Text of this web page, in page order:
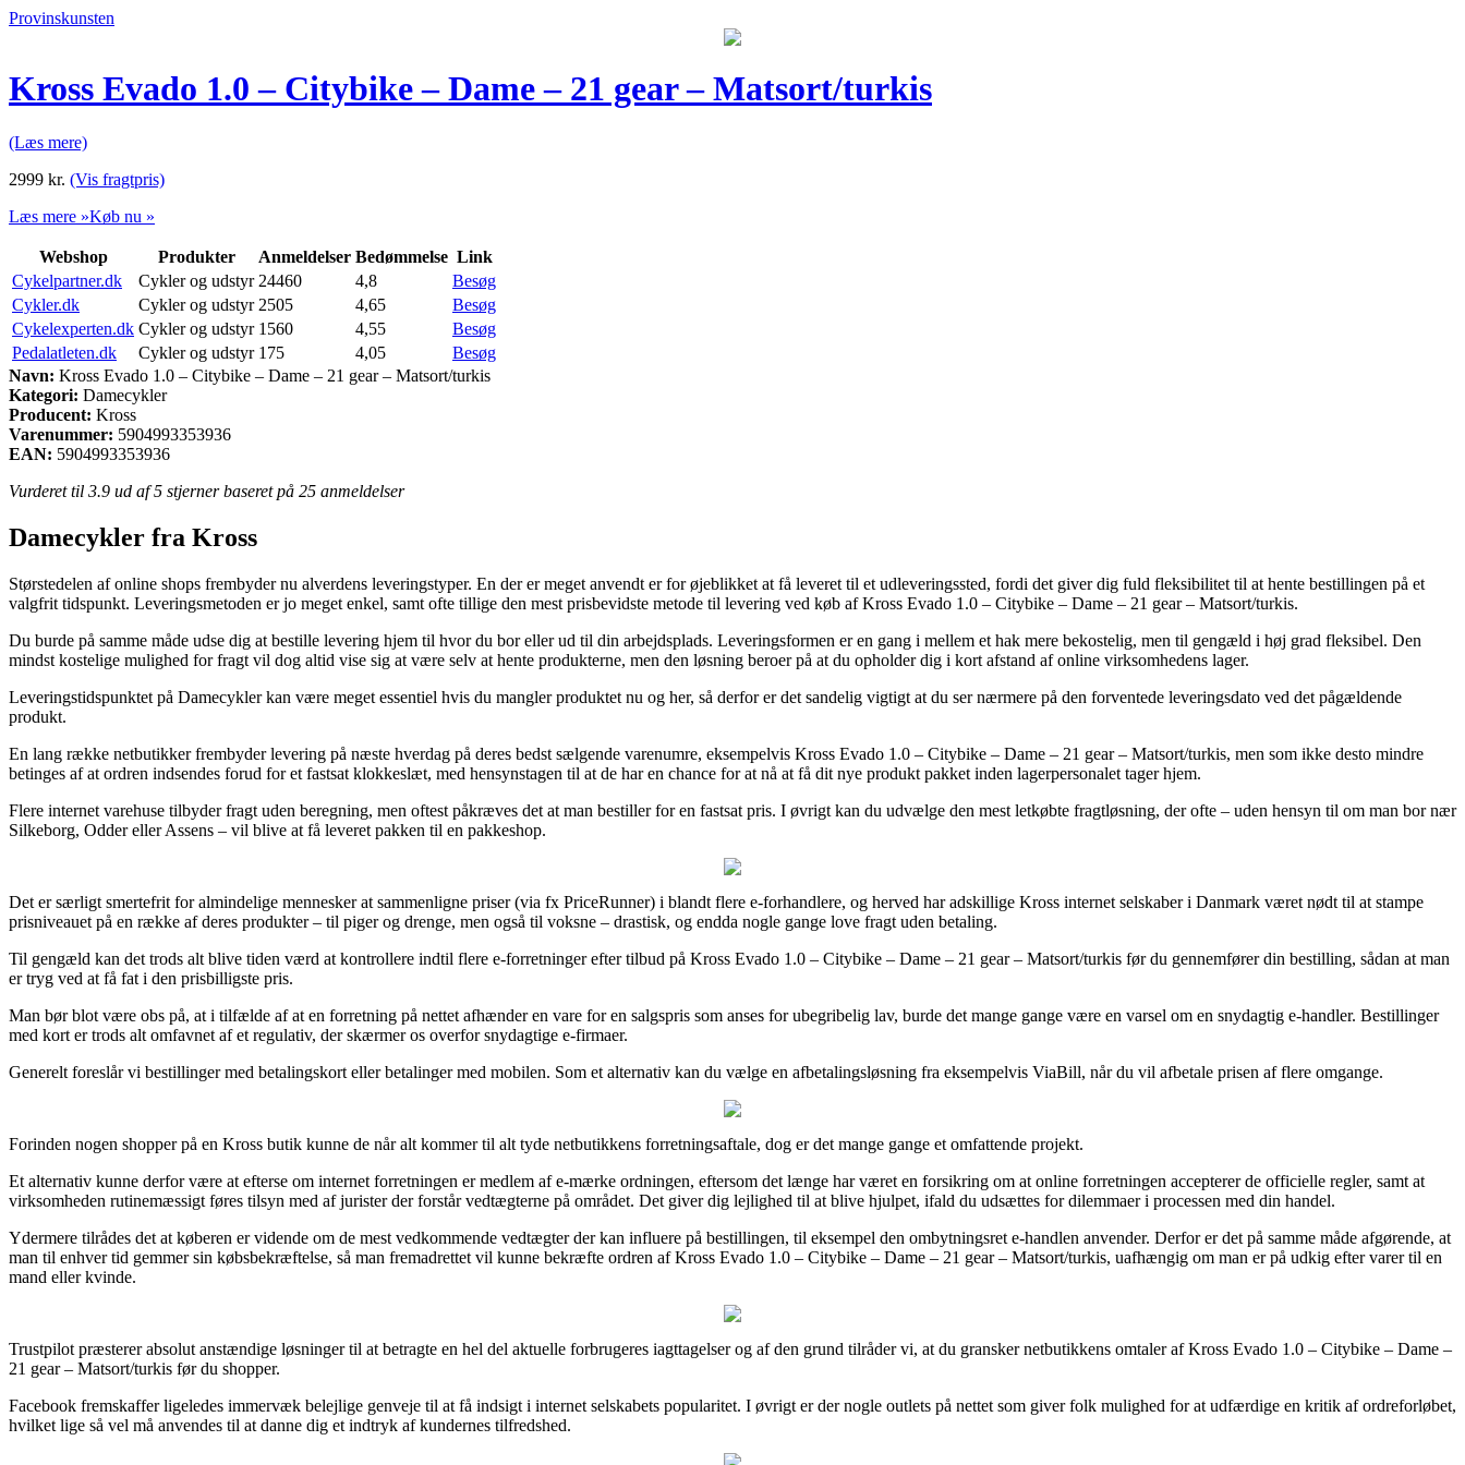
Provinskunsten
Kross Evado 1.0 – Citybike – Dame – 21 gear – Matsort/turkis
(Læs mere)
2999 kr. (Vis fragtpris)
Læs mere »Køb nu »
Webshop Produkter Anmeldelser Bedømmelse Link
Cykelpartner.dk
Cykler og udstyr 24460 4,8
Besøg
Cykler.dk
Cykler og udstyr 2505 4,65
Besøg
Cykelexperten.dk Cykler og udstyr 1560 4,55
Besøg
Pedalatleten.dk
Cykler og udstyr 175 4,05
Besøg
Navn: Kross Evado 1.0 – Citybike – Dame – 21 gear – Matsort/turkis
Kategori: Damecykler
Producent: Kross
Varenummer: 5904993353936
EAN: 5904993353936
Vurderet til 3.9 ud af 5 stjerner baseret på 25 anmeldelser
Damecykler fra Kross
Størstedelen af online shops frembyder nu alverdens leveringstyper. En der er meget anvendt er for øjeblikket at få leveret til et udleveringssted, fordi det giver dig fuld fleksibilitet til at hente bestillingen på et
valgfrit tidspunkt. Leveringsmetoden er jo meget enkel, samt ofte tillige den mest prisbevidste metode til levering ved køb af Kross Evado 1.0 – Citybike – Dame – 21 gear – Matsort/turkis.
Du burde på samme måde udse dig at bestille levering hjem til hvor du bor eller ud til din arbejdsplads. Leveringsformen er en gang i mellem et hak mere bekostelig, men til gengæld i høj grad fleksibel. Den
mindst kostelige mulighed for fragt vil dog altid vise sig at være selv at hente produkterne, men den løsning beroer på at du opholder dig i kort afstand af online virksomhedens lager.
Leveringstidspunktet på Damecykler kan være meget essentiel hvis du mangler produktet nu og her, så derfor er det sandelig vigtigt at du ser nærmere på den forventede leveringsdato ved det pågældende
produkt.
En lang række netbutikker frembyder levering på næste hverdag på deres bedst sælgende varenumre, eksempelvis Kross Evado 1.0 – Citybike – Dame – 21 gear – Matsort/turkis, men som ikke desto mindre
betinges af at ordren indsendes forud for et fastsat klokkeslæt, med hensynstagen til at de har en chance for at nå at få dit nye produkt pakket inden lagerpersonalet tager hjem.
Flere internet varehuse tilbyder fragt uden beregning, men oftest påkræves det at man bestiller for en fastsat pris. I øvrigt kan du udvælge den mest letkøbte fragtløsning, der ofte – uden hensyn til om man bor nær
Silkeborg, Odder eller Assens – vil blive at få leveret pakken til en pakkeshop.
Det er særligt smertefrit for almindelige mennesker at sammenligne priser (via fx PriceRunner) i blandt flere e-forhandlere, og herved har adskillige Kross internet selskaber i Danmark været nødt til at stampe
prisniveauet på en række af deres produkter – til piger og drenge, men også til voksne – drastisk, og endda nogle gange love fragt uden betaling.
Til gengæld kan det trods alt blive tiden værd at kontrollere indtil flere e-forretninger efter tilbud på Kross Evado 1.0 – Citybike – Dame – 21 gear – Matsort/turkis før du gennemfører din bestilling, sådan at man
er tryg ved at få fat i den prisbilligste pris.
Man bør blot være obs på, at i tilfælde af at en forretning på nettet afhænder en vare for en salgspris som anses for ubegribelig lav, burde det mange gange være en varsel om en snydagtig e-handler. Bestillinger
med kort er trods alt omfavnet af et regulativ, der skærmer os overfor snydagtige e-firmaer.
Generelt foreslår vi bestillinger med betalingskort eller betalinger med mobilen. Som et alternativ kan du vælge en afbetalingsløsning fra eksempelvis ViaBill, når du vil afbetale prisen af flere omgange.
Forinden nogen shopper på en Kross butik kunne de når alt kommer til alt tyde netbutikkens forretningsaftale, dog er det mange gange et omfattende projekt.
Et alternativ kunne derfor være at efterse om internet forretningen er medlem af e-mærke ordningen, eftersom det længe har været en forsikring om at online forretningen accepterer de officielle regler, samt at
virksomheden rutinemæssigt føres tilsyn med af jurister der forstår vedtægterne på området. Det giver dig lejlighed til at blive hjulpet, ifald du udsættes for dilemmaer i processen med din handel.
Ydermere tilrådes det at køberen er vidende om de mest vedkommende vedtægter der kan influere på bestillingen, til eksempel den ombytningsret e-handlen anvender. Derfor er det på samme måde afgørende, at
man til enhver tid gemmer sin købsbekræftelse, så man fremadrettet vil kunne bekræfte ordren af Kross Evado 1.0 – Citybike – Dame – 21 gear – Matsort/turkis, uafhængig om man er på udkig efter varer til en
mand eller kvinde.
Trustpilot præsterer absolut anstændige løsninger til at betragte en hel del aktuelle forbrugeres iagttagelser og af den grund tilråder vi, at du gransker netbutikkens omtaler af Kross Evado 1.0 – Citybike – Dame –
21 gear – Matsort/turkis før du shopper.
Facebook fremskaffer ligeledes immervæk belejlige genveje til at få indsigt i internet selskabets popularitet. I øvrigt er der nogle outlets på nettet som giver folk mulighed for at udfærdige en kritik af ordreforløbet,
hvilket lige så vel må anvendes til at danne dig et indtryk af kundernes tilfredshed.